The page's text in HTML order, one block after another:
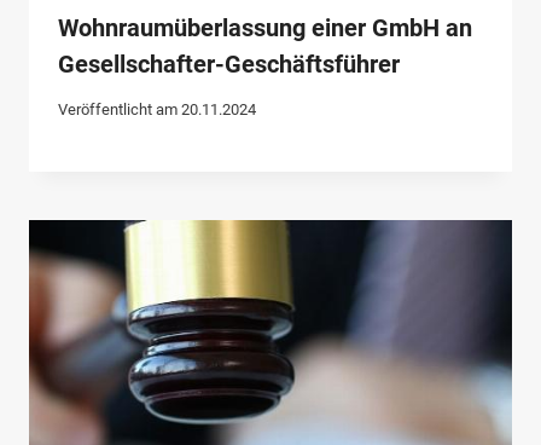
Wohnraumüberlassung einer GmbH an
Gesellschafter-Geschäftsführer
Veröffentlicht am 20.11.2024